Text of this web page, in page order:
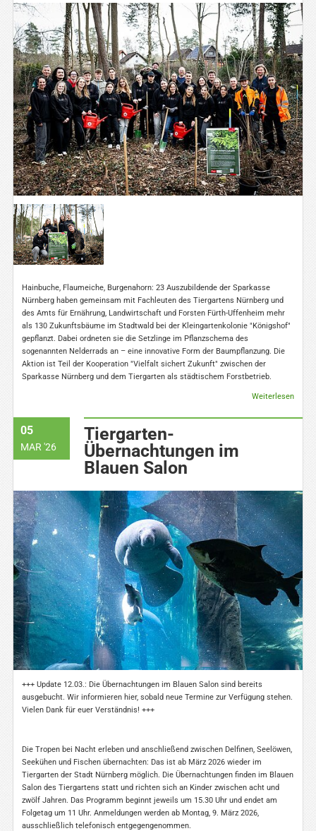
Hainbuche, Flaumeiche, Burgenahorn: 23 Auszubildende der Sparkasse
Nürnberg haben gemeinsam mit Fachleuten des Tiergartens Nürnberg und
des Amts für Ernährung, Landwirtschaft und Forsten Fürth-Uffenheim mehr
als 130 Zukunftsbäume im Stadtwald bei der Kleingartenkolonie "Königshof"
gepflanzt. Dabei ordneten sie die Setzlinge im Pflanzschema des
sogenannten Nelderrads an – eine innovative Form der Baumpflanzung. Die
Aktion ist Teil der Kooperation "Vielfalt sichert Zukunft" zwischen der
Sparkasse Nürnberg und dem Tiergarten als städtischem Forstbetrieb.
Weiterlesen
05
MAR '26
Tiergarten-
Übernachtungen im
Blauen Salon
+++ Update 12.03.: Die Übernachtungen im Blauen Salon sind bereits
ausgebucht. Wir informieren hier, sobald neue Termine zur Verfügung stehen.
Vielen Dank für euer Verständnis! +++
Die Tropen bei Nacht erleben und anschließend zwischen Delfinen, Seelöwen,
Seekühen und Fischen übernachten: Das ist ab März 2026 wieder im
Tiergarten der Stadt Nürnberg möglich. Die Übernachtungen finden im Blauen
Salon des Tiergartens statt und richten sich an Kinder zwischen acht und
zwölf Jahren. Das Programm beginnt jeweils um 15.30 Uhr und endet am
Folgetag um 11 Uhr. Anmeldungen werden ab Montag, 9. März 2026,
ausschließlich telefonisch entgegengenommen.